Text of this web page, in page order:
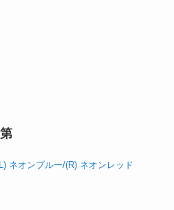
ネオンブルー/(R) ネオンレッド